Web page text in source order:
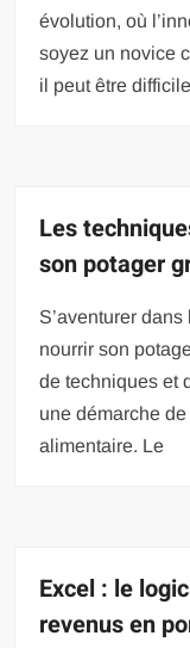
évolution, où
soyez un novice
il peut être difficile
Les
son potager
S’aventurer
nourrir son
de techniques et
une démarche
alimentaire. Le
Excel : le
revenus en